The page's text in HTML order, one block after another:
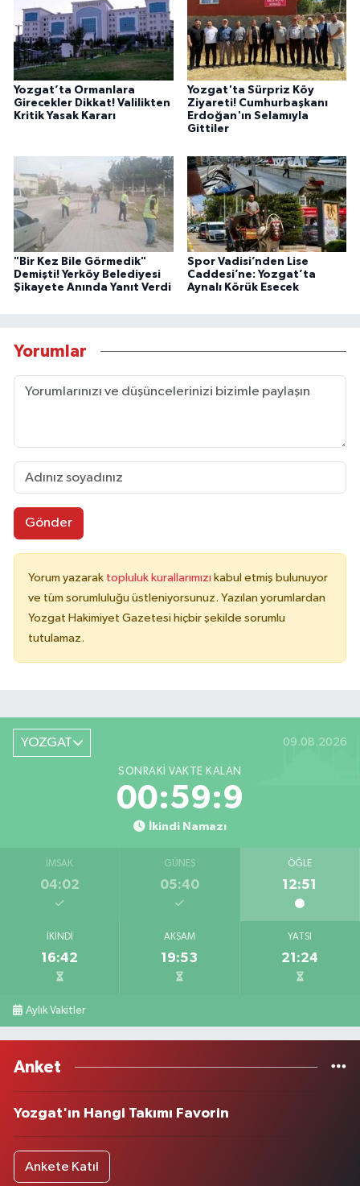
Yozgat’ta Ormanlara
Girecekler Dikkat! Valilikten
Kritik Yasak Kararı
Yozgat'ta Sürpriz Köy
Ziyareti! Cumhurbaşkanı
Erdoğan'ın Selamıyla
Gittiler
"Bir Kez Bile Görmedik"
Demişti! Yerköy Belediyesi
Şikayete Anında Yanıt Verdi
Spor Vadisi’nden Lise
Caddesi’ne: Yozgat’ta
Aynalı Körük Esecek
Yorumlar
Gönder
Yorum yazarak topluluk kurallarımızı kabul etmiş bulunuyor
ve tüm sorumluluğu üstleniyorsunuz. Yazılan yorumlardan
Yozgat Hakimiyet Gazetesi hiçbir şekilde sorumlu
tutulamaz.
YOZGAT 09.08.2026
SONRAKI VAKTE KALAN
00:59:9
İkindi Namazı
İMSAK
04:02
GÜNEŞ
05:40
ÖĞLE
12:51
İKINDI
16:42
AKŞAM
19:53
YATSI
21:24
Aylık Vakitler
Anket
Yozgat'ın Hangi Takımı Favorin
Ankete Katıl